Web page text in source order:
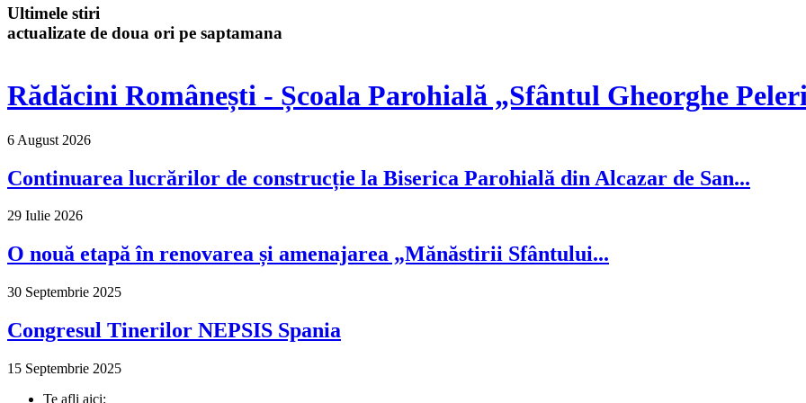
Ultimele stiri
actualizate de doua ori pe saptamana
Rădăcini Românești - Școala Parohială „Sfântul Gheorghe
6 August 2026
Continuarea lucrărilor de construcție la Biserica Parohială din Alcazar de San...
29 Iulie 2026
O nouă etapă în renovarea și amenajarea „Mănăstirii Sfântului...
30 Septembrie 2025
Congresul Tinerilor NEPSIS Spania
15 Septembrie 2025
Te afli aici: